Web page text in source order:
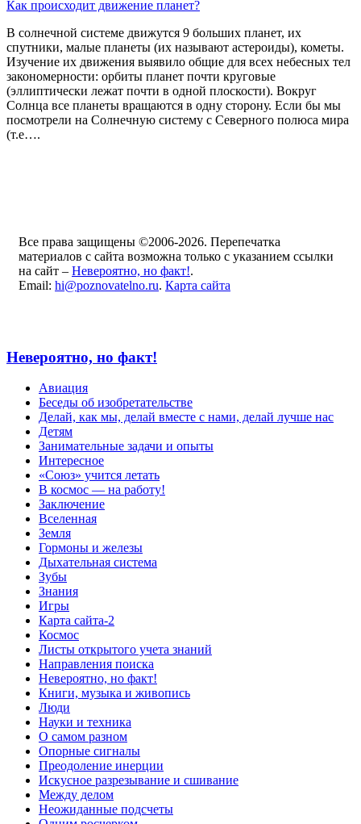
Как происходит движение планет?
В солнечной системе движутся 9 больших планет, их
спутники, малые планеты (их называют астероиды), кометы.
Изучение их движения выявило общие для всех небесных тел
закономерности: орбиты планет почти круговые
(эллиптически лежат почти в одной плоскости). Вокруг
Солнца все планеты вращаются в одну сторону. Если бы мы
посмотрели на Солнечную систему с Северного полюса мира
(т.е….
Все права защищены ©2006-2026. Перепечатка
материалов с сайта возможна только с указанием ссылки
на сайт – Невероятно, но факт!.
Email: hi@poznovatelno.ru. Карта сайта
Невероятно, но факт!
Авиация
Беседы об изобретательстве
Делай, как мы, делай вместе с нами, делай лучше нас
Детям
Занимательные задачи и опыты
Интересное
«Союз» учится летать
В космос — на работу!
Заключение
Вселенная
Земля
Гормоны и железы
Дыхательная система
Зубы
Знания
Игры
Карта сайта-2
Космос
Листы открытого учета знаний
Направления поиска
Невероятно, но факт!
Книги, музыка и живопись
Люди
Науки и техника
О самом разном
Опорные сигналы
Преодоление инерции
Искусное разрезывание и сшивание
Между делом
Неожиданные подсчеты